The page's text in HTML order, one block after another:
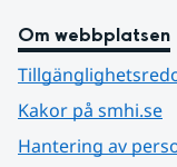
Om webbplatsen
Kakor på smhi.se
Hantering av